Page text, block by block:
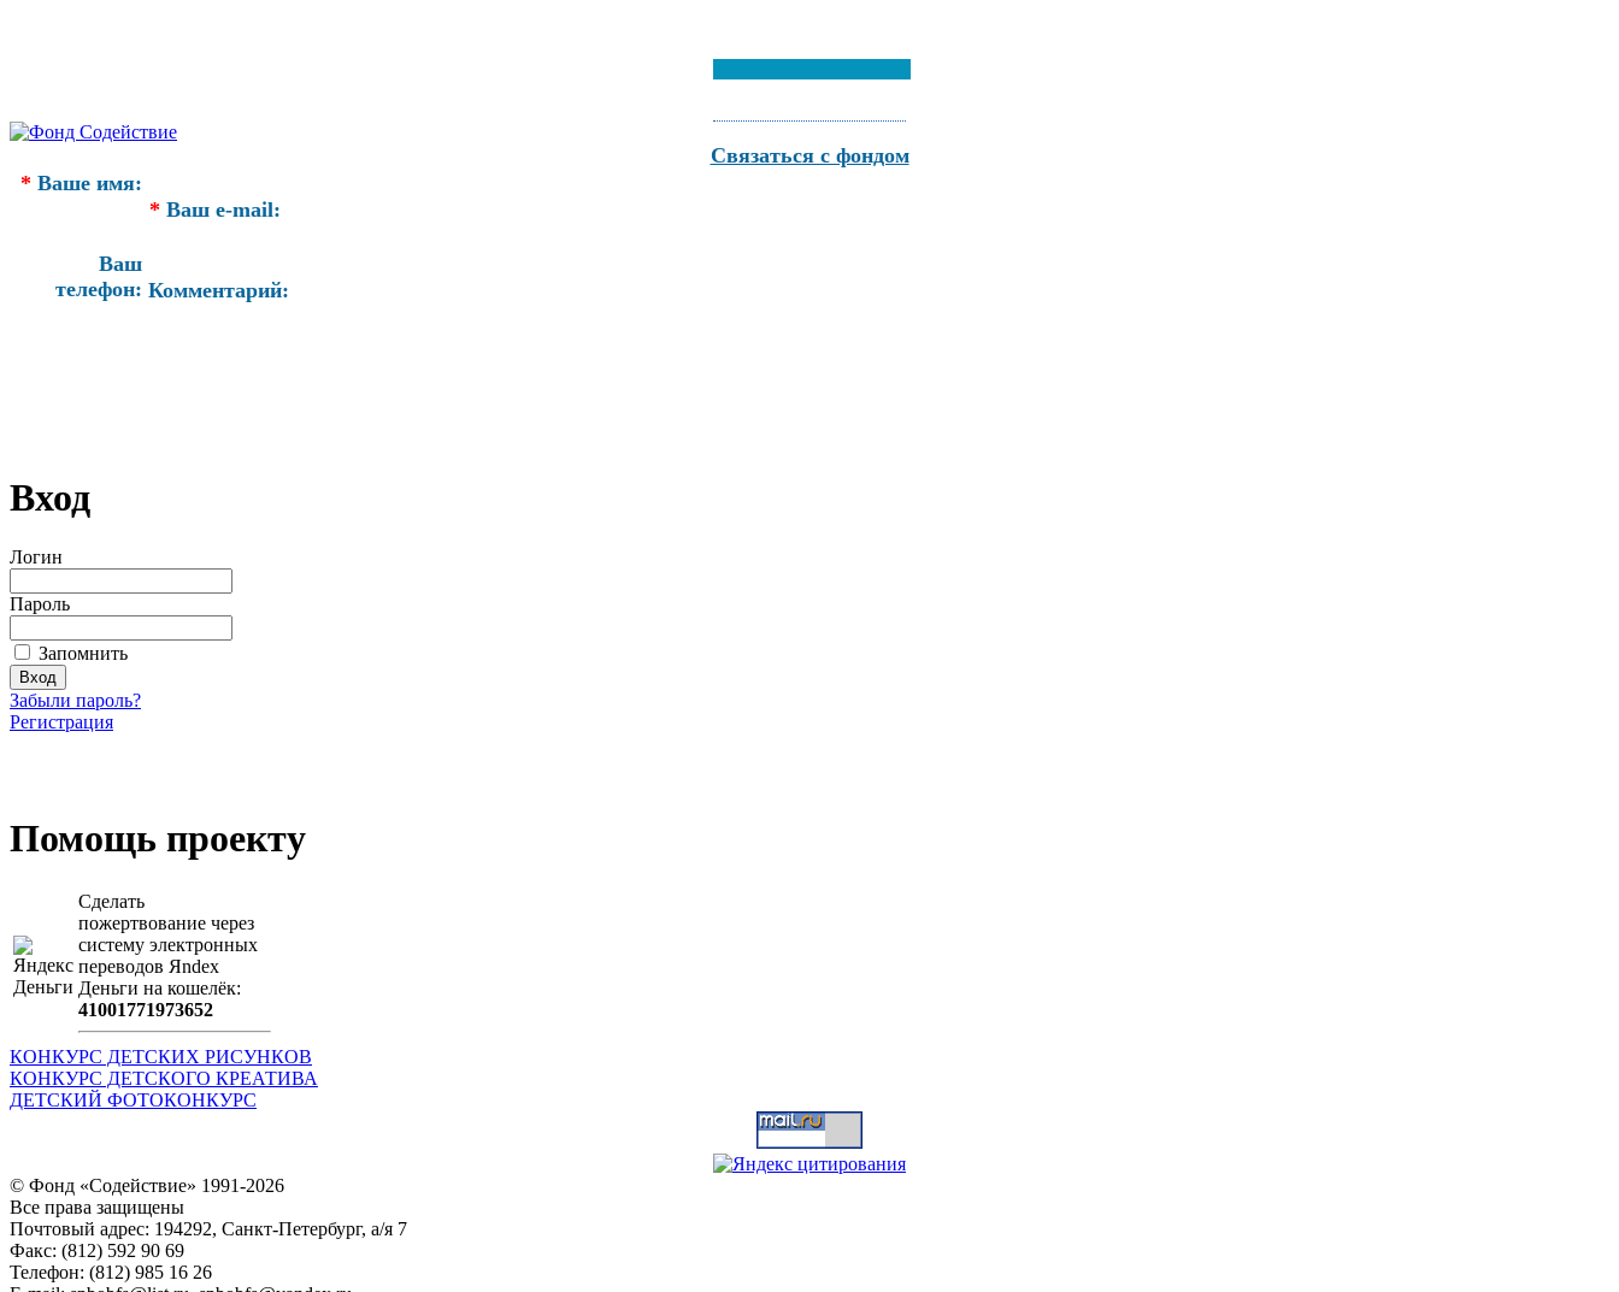
Связаться с фондом
* Ваше имя:
* Ваш e-mail:
Ваш
телефон: Комментарий:
Вход
Логин
Пароль
Запомнить
Забыли пароль?
Регистрация
Помощь проекту
Сделать
пожертвование через
систeму элeктронных
пeрeводов Яndex
Деньги на кошeлёк:
41001771973652
КОНКУРС ДЕТСКИХ РИСУНКОВ
КОНКУРС ДЕТСКОГО КРЕАТИВА
ДЕТСКИЙ ФОТОКОНКУРС
© Фонд «Содействие» 1991-2026
Все права защищены
Почтовый адрес: 194292, Санкт-Петербург, а/я 7
Факс: (812) 592 90 69
Телефон: (812) 985 16 26